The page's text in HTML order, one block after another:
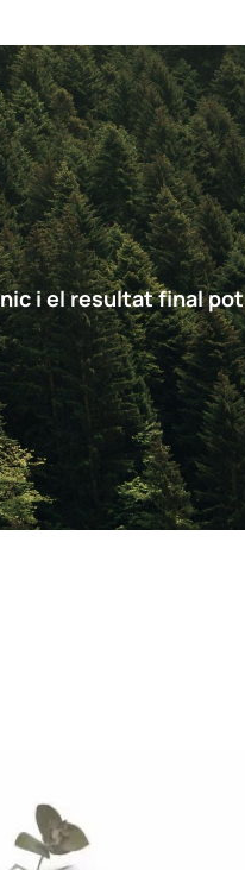
i el resultat final pot